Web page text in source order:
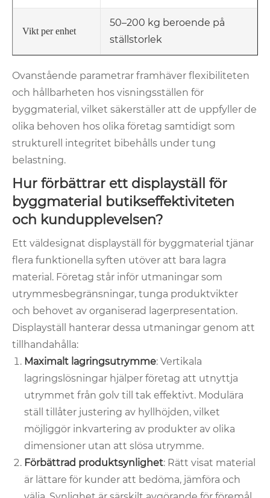
Vikt per enhet
50–200 kg beroende på
ställstorlek
Ovanstående parametrar framhäver flexibiliteten
och hållbarheten hos visningsställen för
byggmaterial, vilket säkerställer att de uppfyller de
olika behoven hos olika företag samtidigt som
strukturell integritet bibehålls under tung
belastning.
Hur förbättrar ett displayställ för
byggmaterial butikseffektiviteten
och kundupplevelsen?
Ett väldesignat displayställ för byggmaterial tjänar
flera funktionella syften utöver att bara lagra
material. Företag står inför utmaningar som
utrymmesbegränsningar, tunga produktvikter
och behovet av organiserad lagerpresentation.
Displayställ hanterar dessa utmaningar genom att
tillhandahålla:
Maximalt lagringsutrymme: Vertikala
lagringslösningar hjälper företag att utnyttja
utrymmet från golv till tak effektivt. Modulära
ställ tillåter justering av hyllhöjden, vilket
möjliggör inkvartering av produkter av olika
dimensioner utan att slösa utrymme.
Förbättrad produktsynlighet: Rätt visat material
är lättare för kunder att bedöma, jämföra och